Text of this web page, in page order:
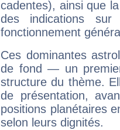
cadentes), ainsi que
des indications sur
fonctionnement
Ces dominantes
de fond — un
structure du thème.
de présentation,
positions planétaires
selon leurs dignités.